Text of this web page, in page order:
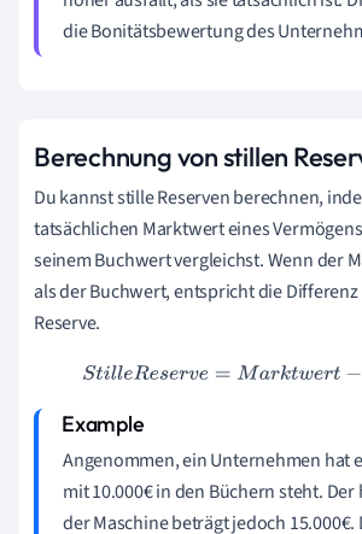
die Bonitätsbewertung des
Berechnung von stillen
Du kannst stille Reserven berechnen,
tatsächlichen Marktwert eines
seinem Buchwert vergleichst. Wenn der
als der Buchwert, entspricht die
Reserve.
StilleRese ve =Marktwert−B uc
Angenommen, ein Unternehmen hat
mit 10.000€ in den Büchern steht.
der Maschine beträgt jedoch 15.000€.